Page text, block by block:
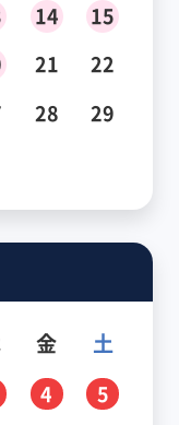
14
15
21
22
28
29
金 土
4
5